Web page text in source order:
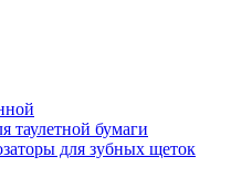
таулетной бумаги
для зубных щеток